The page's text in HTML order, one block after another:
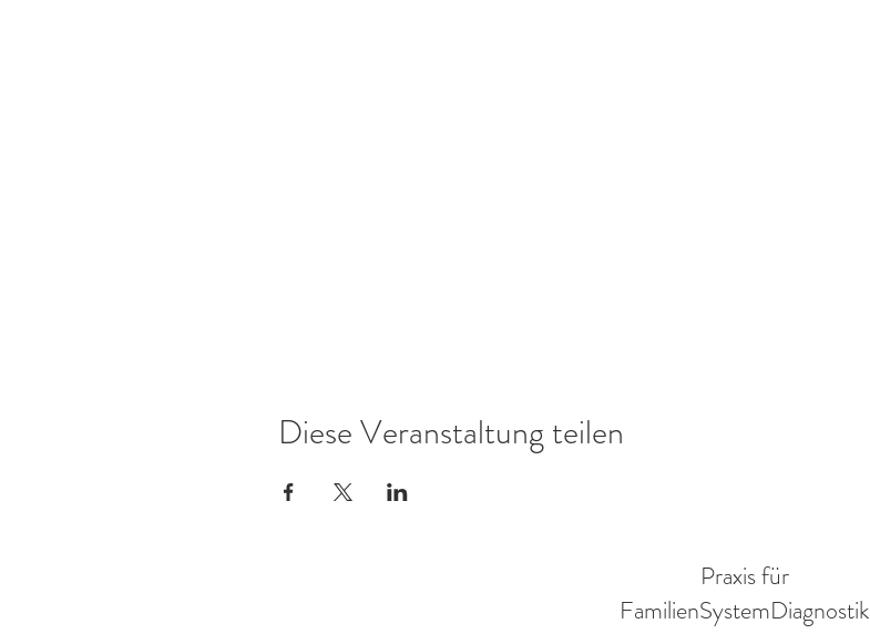
Diese Veranstaltung teilen
Praxis für
FamilienSystemDiagnostik